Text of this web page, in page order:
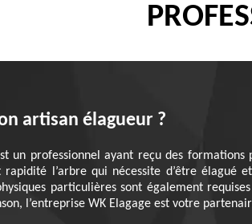
artisan élagueur ?
un professionnel ayant reçu des
l’arbre qui nécessite d’être élagué
particulières sont également
l’entreprise WK Elagage est votre